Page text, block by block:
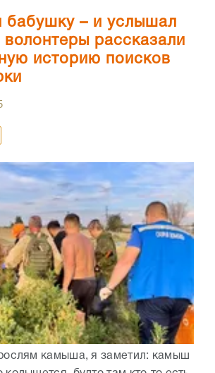
бабушку – и услышал
волонтеры рассказали
историю поисков
камыша, я заметил: камыш